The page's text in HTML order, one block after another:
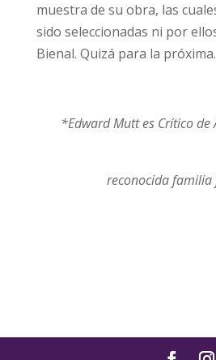
muestra de su obra, las
sido seleccionadas ni por
Bienal. Quizá para la próxima.
*Edward Mutt es Crítico de
reconocida familia